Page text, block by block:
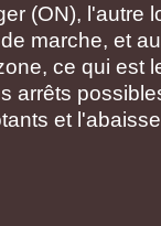
(ON), l'autre
marche, et
ce qui est
arrêts
et